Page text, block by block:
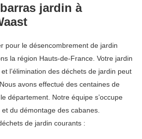
jardin à
pour le désencombrement de jardin
la région Hauts-de-France. Votre jardin
l’élimination des déchets de jardin peut
avons effectué des centaines de
département. Notre équipe s’occupe
du démontage des cabanes.
de jardin courants :